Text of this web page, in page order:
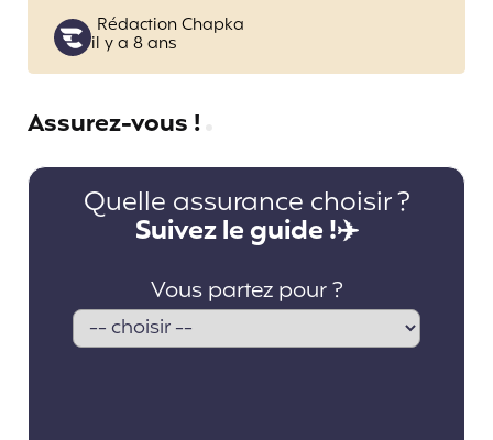
Posted
by
Rédaction Chapka
il y a 8 ans
Assurez-vous !